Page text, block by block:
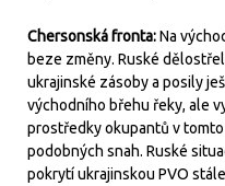
Chersonská fronta:Na
beze změny. Ruské
ukrajinské zásoby a posily
východního břehu řeky, ale
prostředky okupantů v
podobných snah. Ruské
pokrytí ukrajinskou PVO